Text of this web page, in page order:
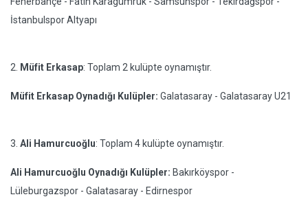
İstanbulspor Altyapı
2. Müfit Erkasap: Toplam 2 kulüpte oynamıştır.
Müfit Erkasap Oynadığı Kulüpler: Galatasaray - Galatasaray U21
3. Ali Hamurcuoğlu: Toplam 4 kulüpte oynamıştır.
Ali Hamurcuoğlu Oynadığı Kulüpler: Bakırköyspor -
Lüleburgazspor - Galatasaray - Edirnespor